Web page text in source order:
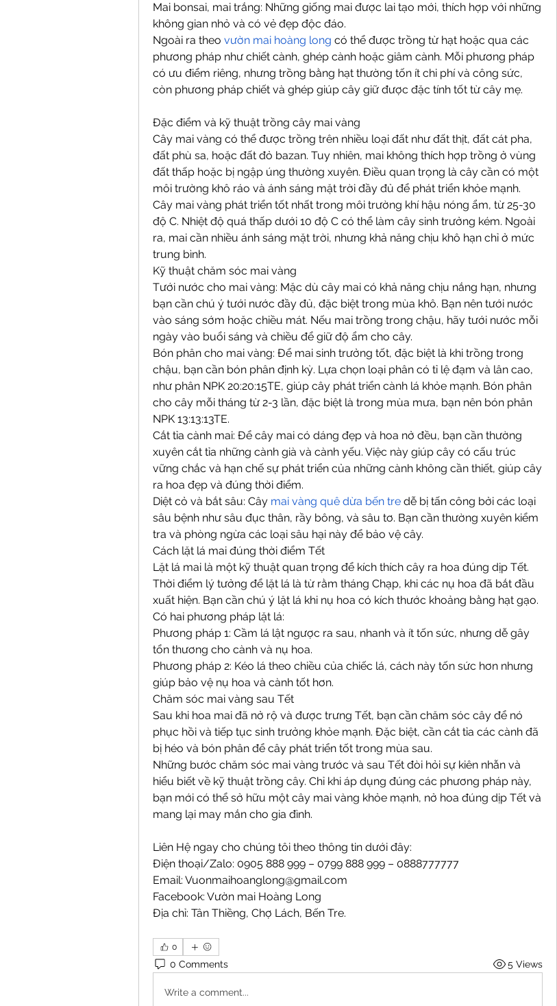
Mai bonsai, mai trắng: Những giống mai được lai tạo mới, thích hợp với những
không gian nhỏ và có vẻ đẹp độc đáo.
Ngoài ra theo vườn mai hoàng long có thể được trồng từ hạt hoặc qua các
phương pháp như chiết cành, ghép cành hoặc giâm cành. Mỗi phương pháp
có ưu điểm riêng, nhưng trồng bằng hạt thường tốn ít chi phí và công sức,
còn phương pháp chiết và ghép giúp cây giữ được đặc tính tốt từ cây mẹ.
Đặc điểm và kỹ thuật trồng cây mai vàng
Cây mai vàng có thể được trồng trên nhiều loại đất như đất thịt, đất cát pha,
đất phù sa, hoặc đất đỏ bazan. Tuy nhiên, mai không thích hợp trồng ở vùng
đất thấp hoặc bị ngập úng thường xuyên. Điều quan trọng là cây cần có một
môi trường khô ráo và ánh sáng mặt trời đầy đủ để phát triển khỏe mạnh.
Cây mai vàng phát triển tốt nhất trong môi trường khí hậu nóng ẩm, từ 25-30
độ C. Nhiệt độ quá thấp dưới 10 độ C có thể làm cây sinh trưởng kém. Ngoài
ra, mai cần nhiều ánh sáng mặt trời, nhưng khả năng chịu khô hạn chỉ ở mức
trung bình.
Kỹ thuật chăm sóc mai vàng
Tưới nước cho mai vàng: Mặc dù cây mai có khả năng chịu nắng hạn, nhưng
bạn cần chú ý tưới nước đầy đủ, đặc biệt trong mùa khô. Bạn nên tưới nước
vào sáng sớm hoặc chiều mát. Nếu mai trồng trong chậu, hãy tưới nước mỗi
ngày vào buổi sáng và chiều để giữ độ ẩm cho cây.
Bón phân cho mai vàng: Để mai sinh trưởng tốt, đặc biệt là khi trồng trong
chậu, bạn cần bón phân định kỳ. Lựa chọn loại phân có tỉ lệ đạm và lân cao,
như phân NPK 20:20:15TE, giúp cây phát triển cành lá khỏe mạnh. Bón phân
cho cây mỗi tháng từ 2-3 lần, đặc biệt là trong mùa mưa, bạn nên bón phân
NPK 13:13:13TE.
Cắt tỉa cành mai: Để cây mai có dáng đẹp và hoa nở đều, bạn cần thường
xuyên cắt tỉa những cành già và cành yếu. Việc này giúp cây có cấu trúc
vững chắc và hạn chế sự phát triển của những cành không cần thiết, giúp cây
ra hoa đẹp và đúng thời điểm.
Diệt cỏ và bắt sâu: Cây mai vàng quê dừa bến tre dễ bị tấn công bởi các loại
sâu bệnh như sâu đục thân, rầy bông, và sâu tơ. Bạn cần thường xuyên kiểm
tra và phòng ngừa các loại sâu hại này để bảo vệ cây.
Cách lặt lá mai đúng thời điểm Tết
Lặt lá mai là một kỹ thuật quan trọng để kích thích cây ra hoa đúng dịp Tết.
Thời điểm lý tưởng để lặt lá là từ rằm tháng Chạp, khi các nụ hoa đã bắt đầu
xuất hiện. Bạn cần chú ý lặt lá khi nụ hoa có kích thước khoảng bằng hạt gạo.
Có hai phương pháp lặt lá:
Phương pháp 1: Cầm lá lật ngược ra sau, nhanh và ít tốn sức, nhưng dễ gây
tổn thương cho cành và nụ hoa.
Phương pháp 2: Kéo lá theo chiều của chiếc lá, cách này tốn sức hơn nhưng
giúp bảo vệ nụ hoa và cành tốt hơn.
Chăm sóc mai vàng sau Tết
Sau khi hoa mai đã nở rộ và được trưng Tết, bạn cần chăm sóc cây để nó
phục hồi và tiếp tục sinh trưởng khỏe mạnh. Đặc biệt, cần cắt tỉa các cành đã
bị héo và bón phân để cây phát triển tốt trong mùa sau.
Những bước chăm sóc mai vàng trước và sau Tết đòi hỏi sự kiên nhẫn và
hiểu biết về kỹ thuật trồng cây. Chỉ khi áp dụng đúng các phương pháp này,
bạn mới có thể sở hữu một cây mai vàng khỏe mạnh, nở hoa đúng dịp Tết và
mang lại may mắn cho gia đình.
Liên Hệ ngay cho chúng tôi theo thông tin dưới đây:
Điện thoại/Zalo: 0905 888 999 – 0799 888 999 – 0888777777
Email: Vuonmaihoanglong@gmail.com
Facebook: Vườn mai Hoàng Long
Địa chỉ: Tân Thiềng, Chợ Lách, Bến Tre.
0
0 Comments 5 Views
Write a comment...